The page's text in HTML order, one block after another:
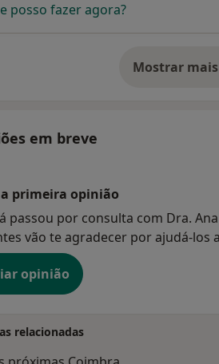
posso fazer agora?
Mostrar
em breve
a primeira opinião
passou por consulta com Dra.
vão te agradecer por ajudá-los
opinião
relacionadas